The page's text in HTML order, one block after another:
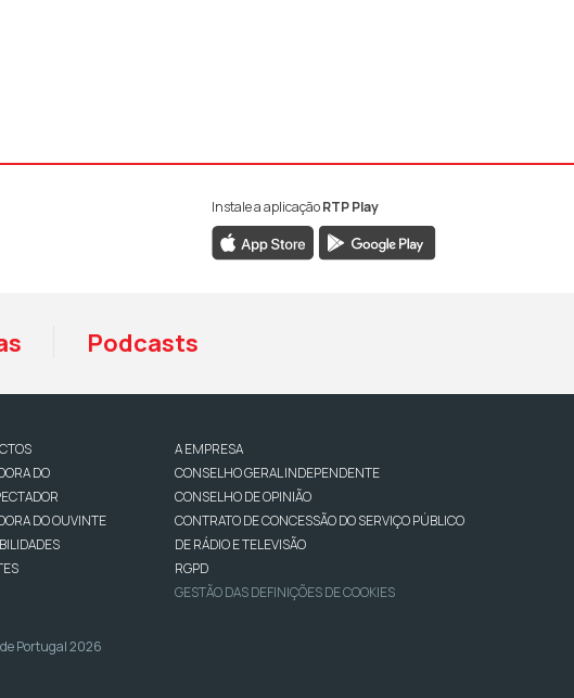
Facebook da RTP Antena 1
ao Instagram da RTP Antena 1
ao YouTube da RTP Antena 1
Instale a aplicaçãoRTP Play
Podcasts
DO
DO OUVINTE
A EMPRESA
CONSELHO GERAL INDEPENDENTE
CONSELHO DE OPINIÃO
CONTRATO DE CONCESSÃO DO SERVIÇO PÚBLICO
DE RÁDIO E TELEVISÃO
RGPD
GESTÃO DAS DEFINIÇÕES DE COOKIES
de Portugal 2026